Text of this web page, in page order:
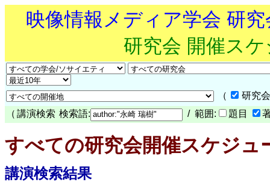
映像情報メディア学会 研
研究会 開催ス
（
研究
（ 講演検索 検索語: / 範囲: 題目
すべての研究会開催スケジュ
講演検索結果